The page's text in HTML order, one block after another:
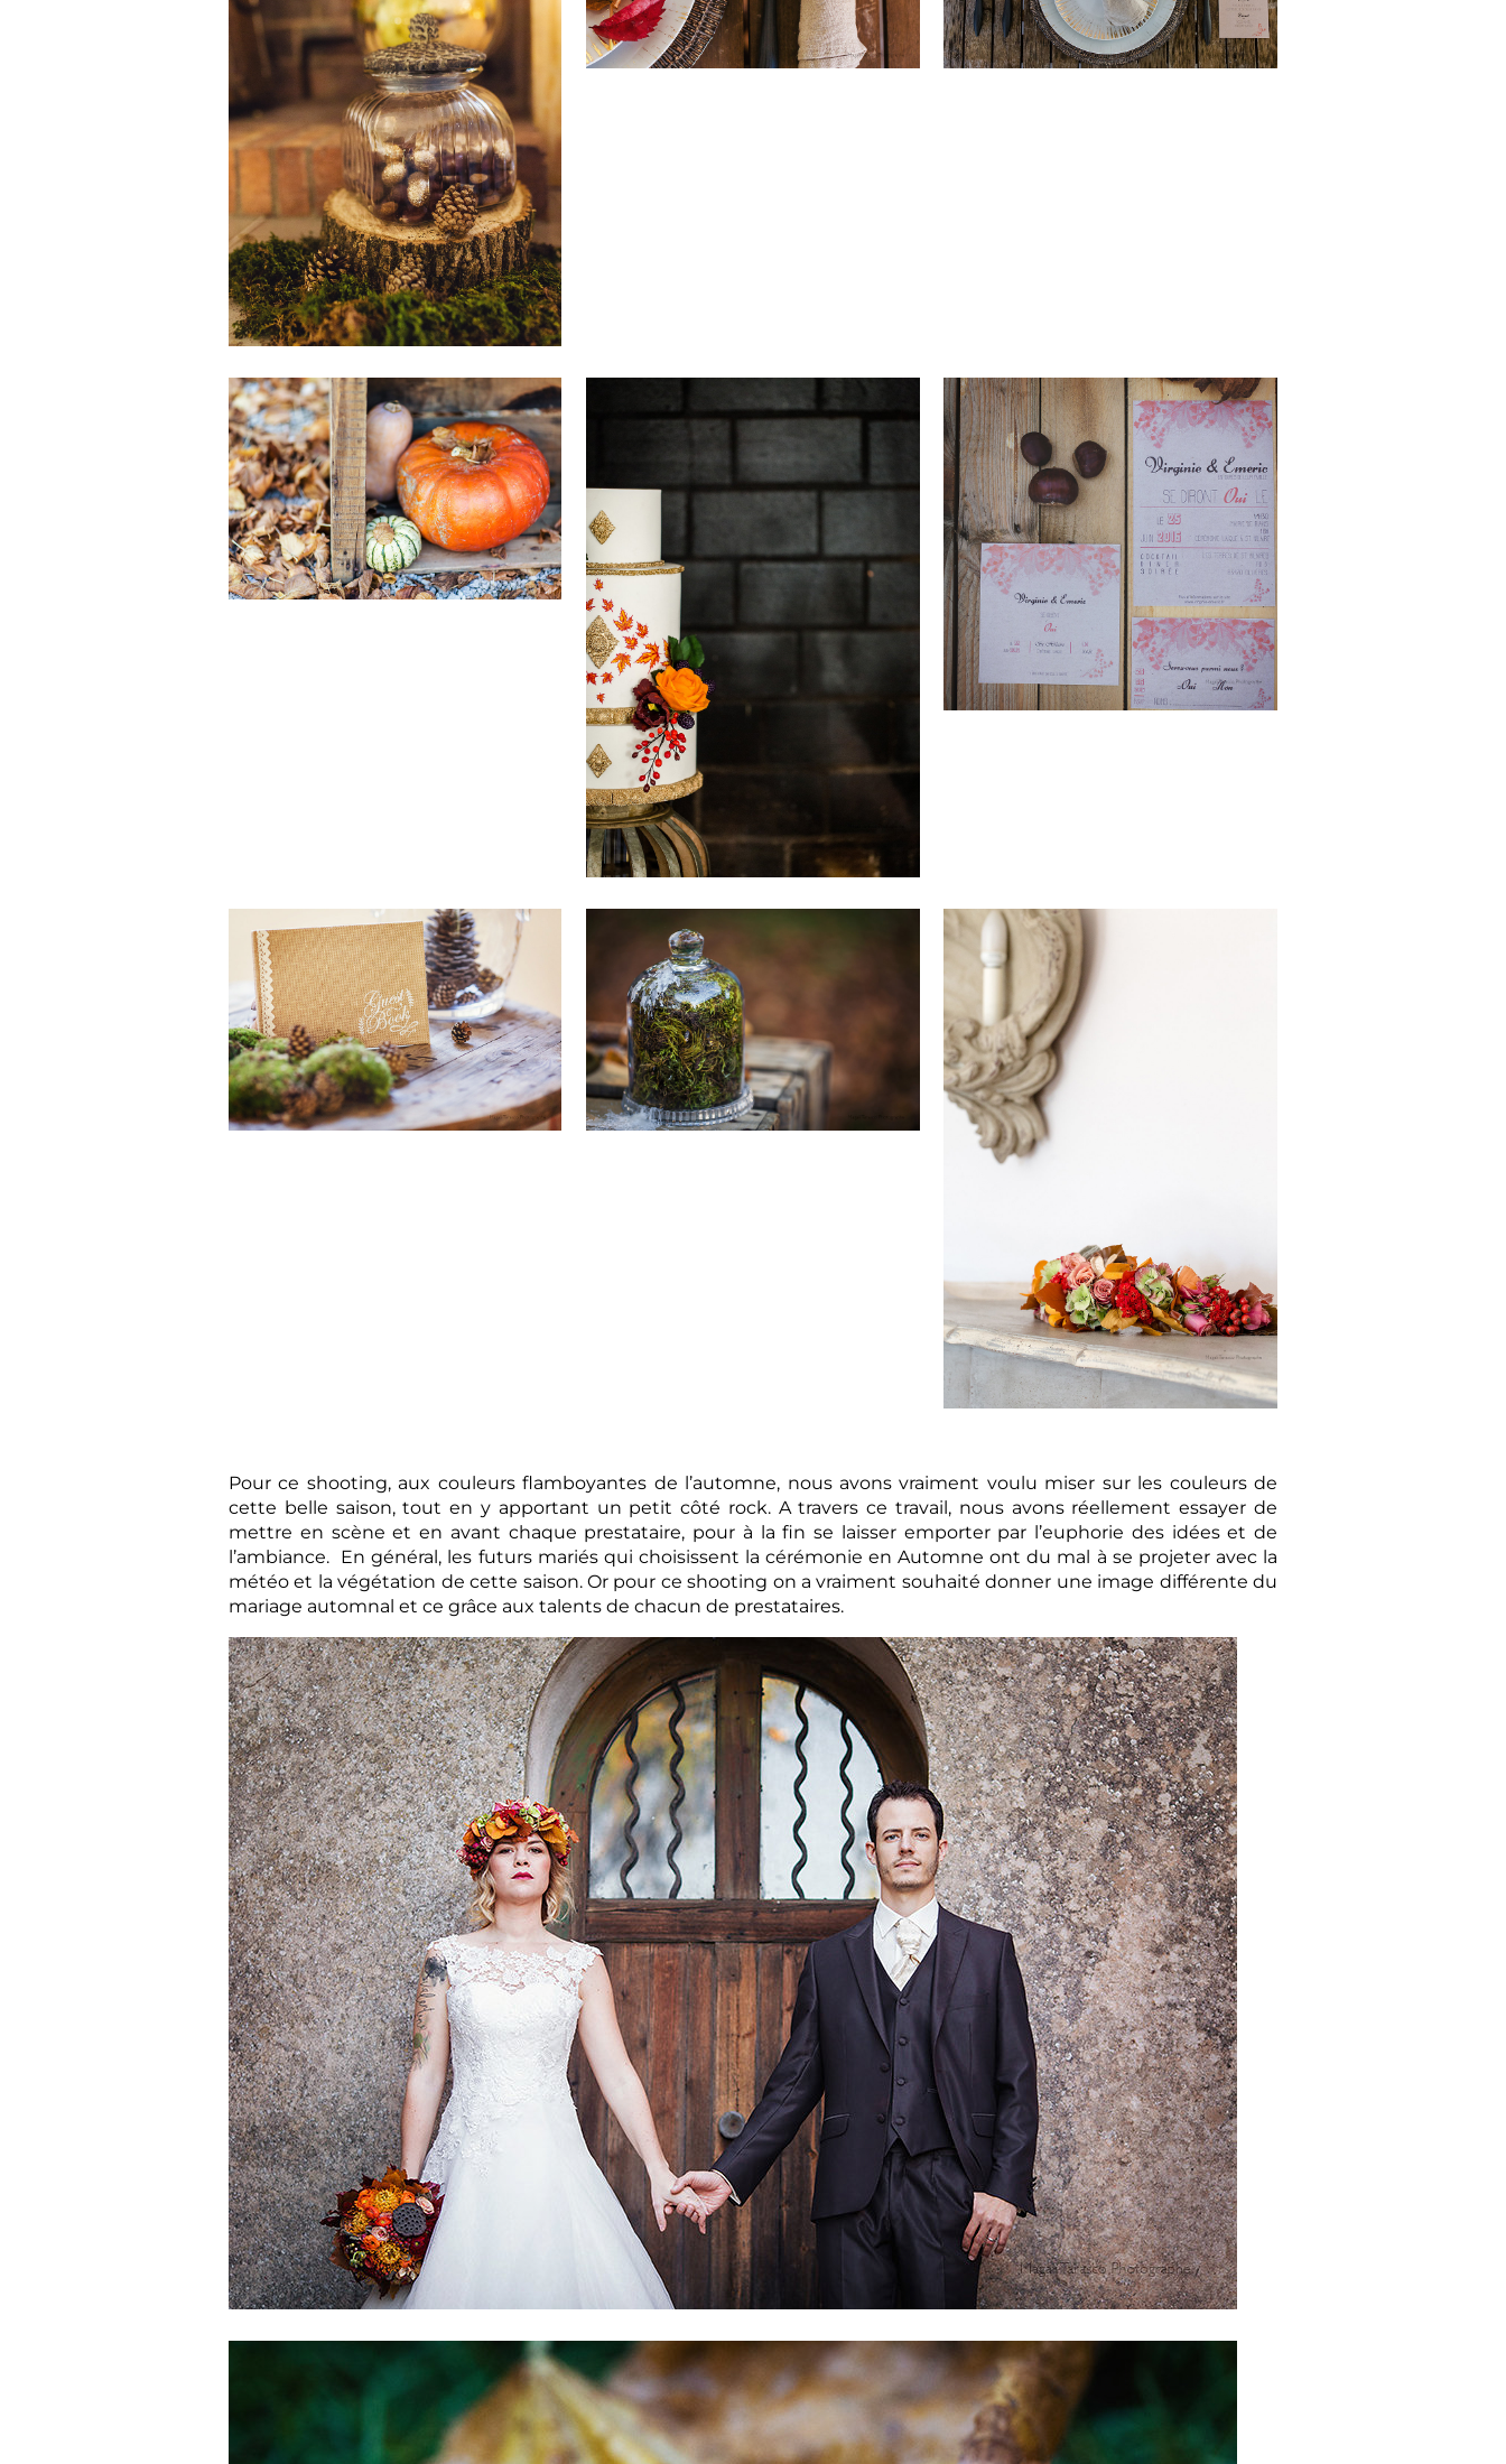
Pour ce shooting, aux couleurs flamboyantes de l’automne, nous avons vraiment voulu miser sur les couleurs de
cette belle saison, tout en y apportant un petit côté rock. A travers ce travail, nous avons réellement essayer de
mettre en scène et en avant chaque prestataire, pour à la fin se laisser emporter par l’euphorie des idées et de
l’ambiance. En général, les futurs mariés qui choisissent la cérémonie en Automne ont du mal à se projeter avec la
météo et la végétation de cette saison. Or pour ce shooting on a vraiment souhaité donner une image différente du
mariage automnal et ce grâce aux talents de chacun de prestataires.